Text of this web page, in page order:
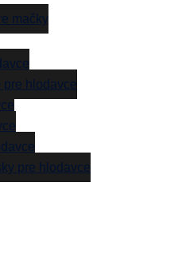
mačky
pre hlodavce
pre hlodavce